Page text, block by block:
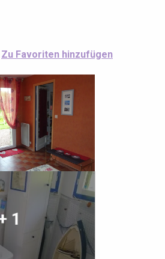
aux favoris
Zu Favoriten hinzufügen
1